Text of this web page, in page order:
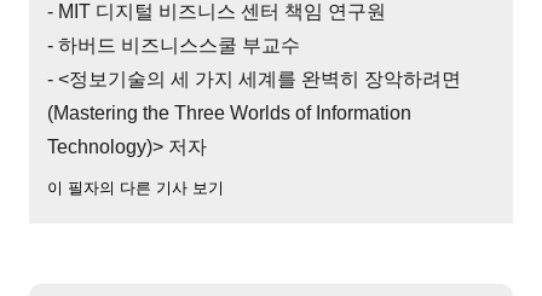
- MIT 디지털 비즈니스 센터 책임 연구원
- 하버드 비즈니스스쿨 부교수
- <정보기술의 세 가지 세계를 완벽히 장악하려면
(Mastering the Three Worlds of Information
Technology)> 저자
이 필자의 다른 기사 보기